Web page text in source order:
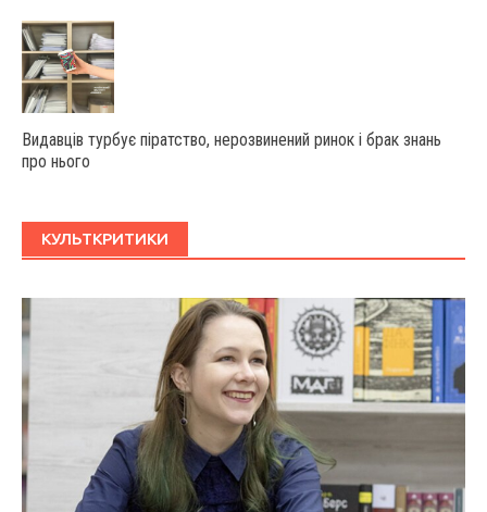
Видавців турбує піратство, нерозвинений ринок і брак знань
про нього
КУЛЬТКРИТИКИ